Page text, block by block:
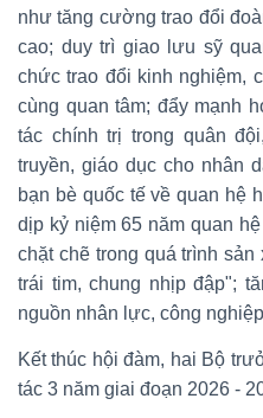
như tăng cường trao đổi
cao; duy trì giao lưu sỹ
chức trao đổi kinh nghiệm,
cùng quan tâm; đẩy mạnh
tác chính trị trong quân
truyền, giáo dục cho nhân
bạn bè quốc tế về quan hệ
dịp kỷ niệm 65 năm quan
chặt chẽ trong quá trình sản
trái tim, chung nhịp đập";
nguồn nhân lực, công
Kết thúc hội đàm, hai Bộ
tác 3 năm giai đoạn 2026 -